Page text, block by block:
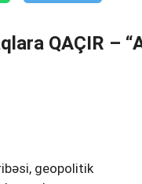
QAÇIR –
geopolitik